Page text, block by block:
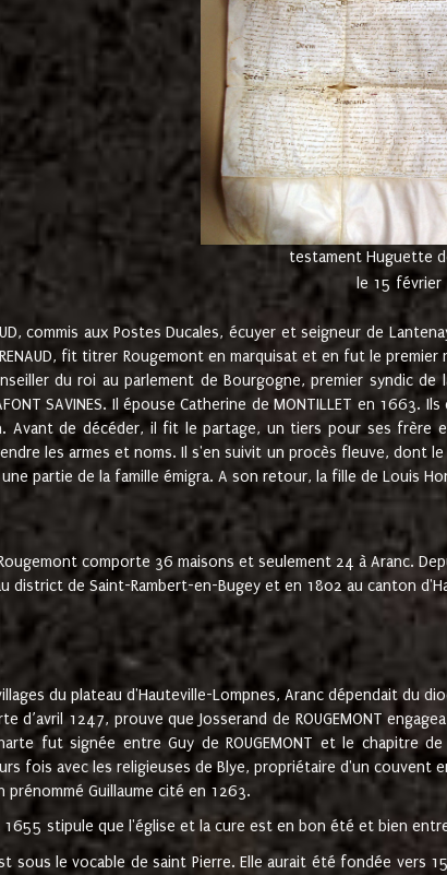
testament Huguette de
le 15 février
commis aux Postes Ducales, écuyer et seigneur de
fit titrer Rougemont en marquisat et en fut le
du roi au parlement de Bourgogne, premier syndic
SAVINES. Il épouse Catherine de MONTILLET en
Avant de décéder, il fit le partage, un tiers pour ses frère
les armes et noms. Il s'en suivit un procès fleuve, dont
une partie de la famille émigra. A son retour, la fille de Louis
comporte 36 maisons et seulement 24 à Aranc.
district de Saint-Rambert-en-Bugey et en 1802 au canton
du plateau d'Hauteville-Lompnes, Aranc dépendait du
d’avril 1247, prouve que Josserand de ROUGEMONT
fut signée entre Guy de ROUGEMONT et le chapitre
fois avec les religieuses de Blye, propriétaire d'un couvent
prénommé Guillaume cité en 1263.
stipule que l'église et la cure est en bon été et bien
sous le vocable de saint Pierre. Elle aurait été fondée vers